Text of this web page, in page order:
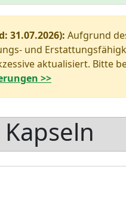
31.07.2026): Aufgrund
und
aktualisiert. Bitte
>>
Kapseln